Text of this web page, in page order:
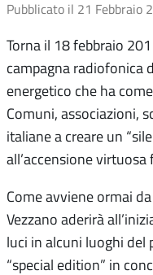
Pubblicato il 21 Febbraio
Torna il 18 febbraio
campagna radiofonica
energetico che ha
Comuni, associazioni,
italiane a creare un
all’accensione
Come avviene ormai
Vezzano aderirà
luci in alcuni luoghi del
“special edition” in